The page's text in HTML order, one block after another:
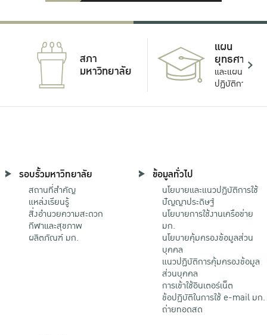
สภา
มหาวิทยาลัย
แผน
ยุทธศาสตร์
และแผน
ปฏิบัติการ
รอบรั้วมหาวิทยาลัย
สถานที่สำคัญ
แหล่งเรียนรู้
สิ่งอำนวยความสะดวก
กีฬาและสุขภาพ
ผลิตภัณฑ์ มก.
ข้อมูลทั่วไป
นโยบายและแนวปฏิบัติการใช้
ปัญญาประดิษฐ์
นโยบายการใช้งานเครือข่าย
มก.
นโยบายคุ้มครองข้อมูลส่วน
บุคคล
แนวปฏิบัติการคุ้มครองข้อมูล
ส่วนบุคคล
การเข้าใช้อินเตอร์เน็ต
ข้อปฏิบัติในการใช้ e-mail มก.
ถ่ายทอดสด